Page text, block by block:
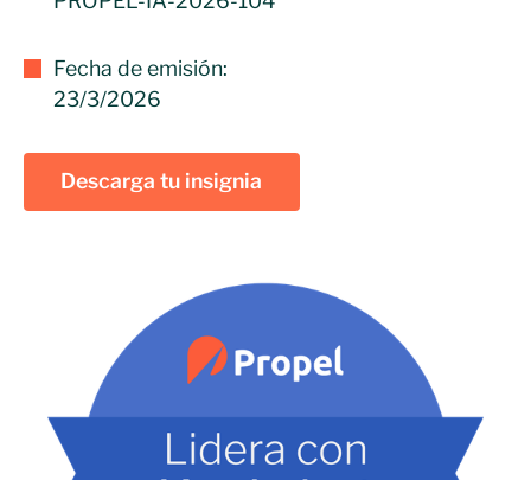
Fecha de emisión:
23/3/2026
Descarga tu insignia